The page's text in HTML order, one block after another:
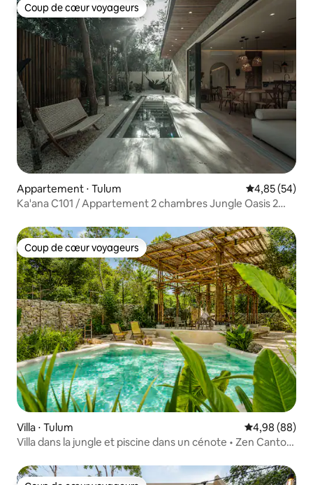
Coup de cœur voyageurs
Coup de cœur voyageurs
Appartement ⋅ Tulum Évaluation
4,85 (54)
Ka'ana C101 / Appartement 2 chambres Jungle Oasis 2
Coup de cœur voyageurs
Coup de cœur voyageurs
Villa ⋅ Tulum Évaluation
4,98 (88)
Villa dans la jungle et piscine dans un cénote • Zen Canto